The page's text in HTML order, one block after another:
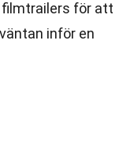
filmtrailers för att
inför en